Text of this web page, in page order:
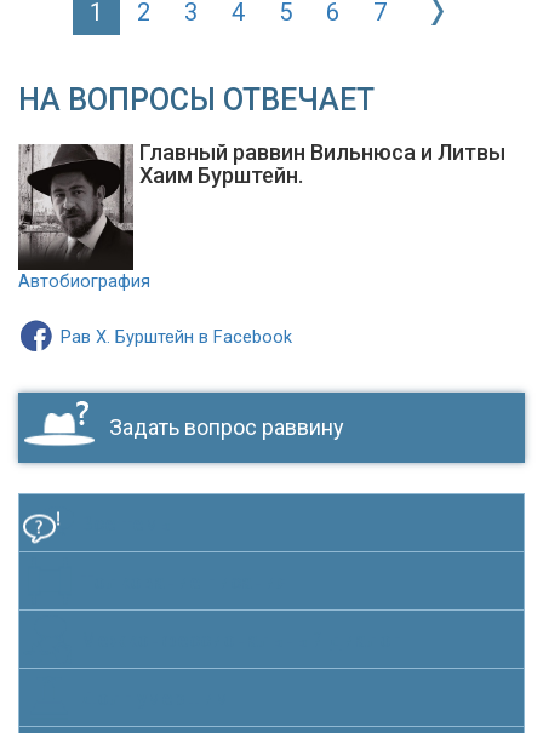
1 2 3 4 5 6 7
НА ВОПРОСЫ ОТВЕЧАЕТ
Главный раввин Вильнюса и Литвы
Хаим Бурштейн.
Автобиография
Рав Х. Бурштейн в Facebook
Задать вопрос раввину